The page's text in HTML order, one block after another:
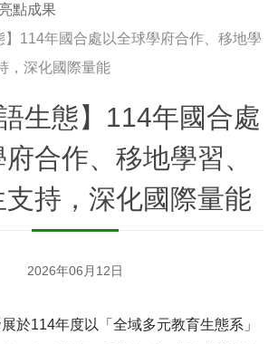
點成果
】114年國合處以全球學府合作、移地學
，深化國際量能
生態】114年國合處
合作、移地學習、
持，深化國際量能
2026年06月12日
於114年度以「全域多元教育生態系」